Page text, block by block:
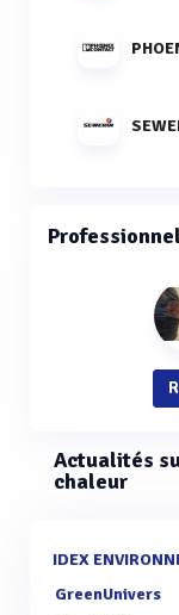
Actualités
chaleur
IDEX
GreenUnivers